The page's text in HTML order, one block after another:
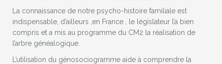
La connaissance de notre psycho-histoire familiale est
indispensable, d’ailleurs ,en France , le législateur l’a bien
compris et a mis au programme du CM2 la réalisation de
l’arbre généalogique.
L’utilisation du génosociogramme aide à comprendre la